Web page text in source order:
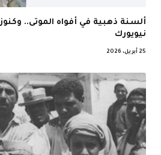
ألسنة ذهبية في أفواه الموتى..
نيويورك
25 أبريل، 2026